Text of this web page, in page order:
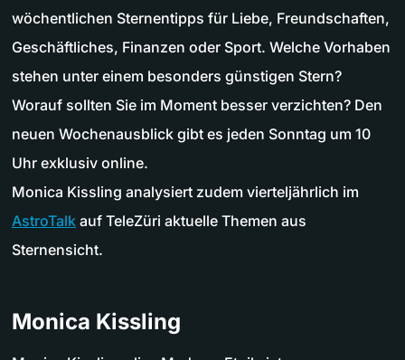
wöchentlichen Sternentipps für Liebe, Freundschaften,
Geschäftliches, Finanzen oder Sport. Welche Vorhaben
stehen unter einem besonders günstigen Stern?
Worauf sollten Sie im Moment besser verzichten? Den
neuen Wochenausblick gibt es jeden Sonntag um 10
Uhr exklusiv online.
Monica Kissling analysiert zudem vierteljährlich im
AstroTalk auf TeleZüri aktuelle Themen aus
Sternensicht.
Monica Kissling